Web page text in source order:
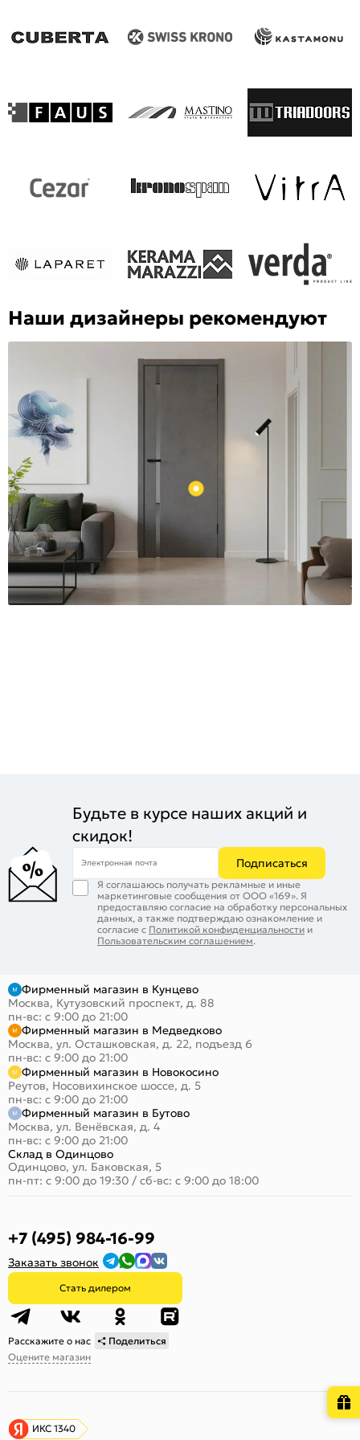
Наши дизайнеры рекомендуют
Будьте в курсе наших акций и
скидок!
Электронная почта Подписаться
Я соглашаюсь получать рекламные и иные
маркетинговые сообщения от ООО «169». Я
предоставляю согласие на обработку персональных
данных, а также подтверждаю ознакомление и
согласие с Политикой конфиденциальности и
Пользовательским соглашением.
Фирменный магазин в Кунцево
Москва, Кутузовский проспект, д. 88
пн-вс: с 9:00 до 21:00
Фирменный магазин в Медведково
Москва, ул. Осташковская, д. 22, подъезд 6
пн-вс: с 9:00 до 21:00
Фирменный магазин в Новокосино
Реутов, Носовихинское шоссе, д. 5
пн-вс: с 9:00 до 21:00
Фирменный магазин в Бутово
Москва, ул. Венёвская, д. 4
пн-вс: с 9:00 до 21:00
Склад в Одинцово
Одинцово, ул. Баковская, 5
пн-пт: с 9:00 до 19:30 / сб-вс: с 9:00 до 18:00
+7 (495) 984-16-99
Заказать звонок
Стать дилером
Расскажите о нас
Поделиться
Оцените магазин
ИКС 1340